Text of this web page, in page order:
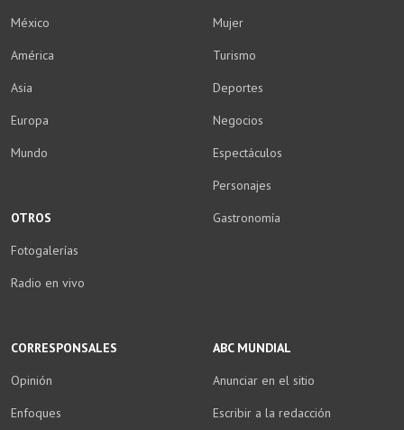
México
América
Asia
Europa
Mundo
Mujer
Turismo
Deportes
Negocios
Espectáculos
Personajes
Gastronomía
CORRESPONSALES
Opinión
Enfoques
OTROS
Fotogalerías
Radio en vivo
ABC MUNDIAL
Anunciar en el sitio
Escribir a la redacción